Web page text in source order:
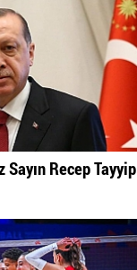
Sayın Recep Tayyip